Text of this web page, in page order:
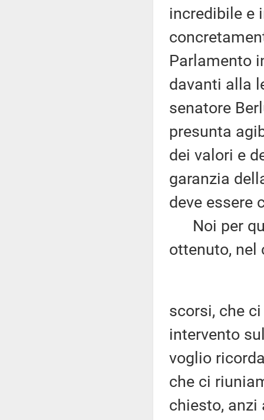
incredibile e
Parlamento
davanti alla
senatore
presunta
dei valori e
garanzia
deve essere
Noi per
ottenuto, nel
scorsi, che
intervento
voglio
che ci
chiesto, anzi